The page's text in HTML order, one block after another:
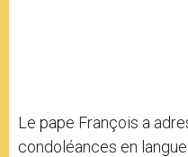
Le pape François a
condoléances en